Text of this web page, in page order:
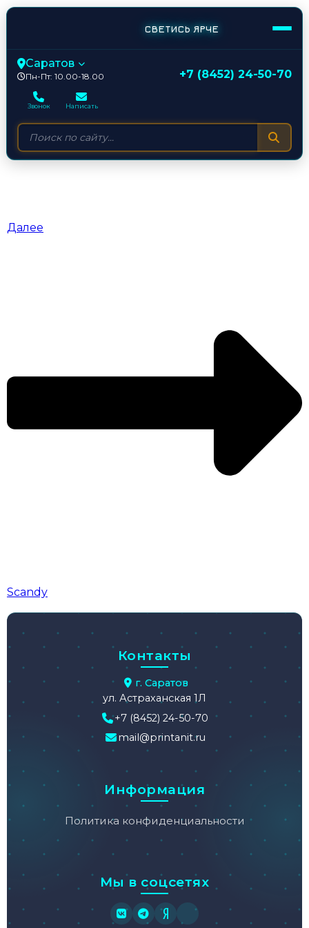
СВЕТИСЬ ЯРЧЕ
Саратов
Пн-Пт: 10.00-18.00 +7 (8452) 24-50-70
Звонок Написать
Далее
Scandy
Контакты
г. Саратов
ул. Астраханская 1Л
+7 (8452) 24-50-70
mail@printanit.ru
Информация
Политика конфиденциальности
Мы в соцсетях